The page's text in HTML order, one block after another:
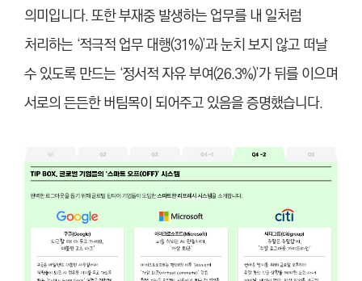
의미입니다. 또한 부재중 발생하는 업무를 내 일처럼
처리하는 ‘적극적 업무 대행(31%)’과 눈치 보지 않고 떠날
수 있도록 만드는 ‘정서적 자유 부여(26.3%)’가 뒤를 이으며
서로의 든든한 버팀목이 되어주고 있음을 증명했습니다.